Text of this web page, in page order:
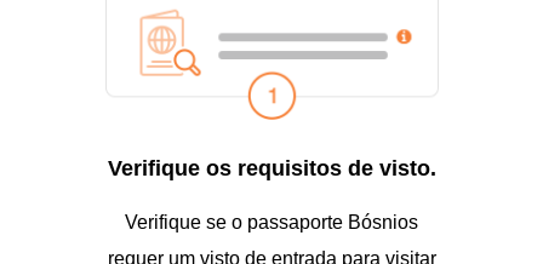
Verifique os requisitos de visto.
Verifique se o passaporte Bósnios
requer um visto de entrada para visitar